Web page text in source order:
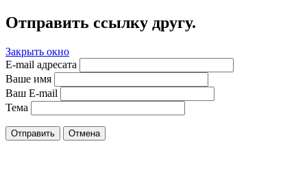
Отправить ссылку другу.
Закрыть окно
E-mail адресата
Ваше имя
Ваш E-mail
Тема
Отправить Отмена